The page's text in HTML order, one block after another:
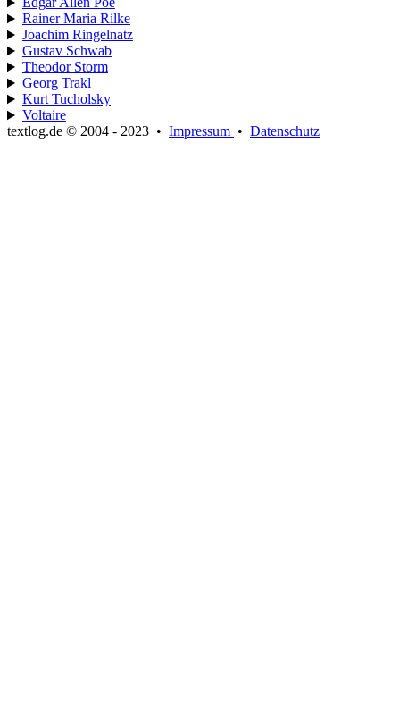
Rainer Maria Rilke
Joachim Ringelnatz
Gustav Schwab
Theodor Storm
Georg Trakl
Kurt Tucholsky
Voltaire
textlog.de © 2004 - 2023 • Impressum • Datenschutz